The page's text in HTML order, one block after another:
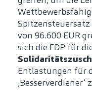
von 96.600 EUR
sich die FDP für
Entlastungen für
‚Besserverdiener‘